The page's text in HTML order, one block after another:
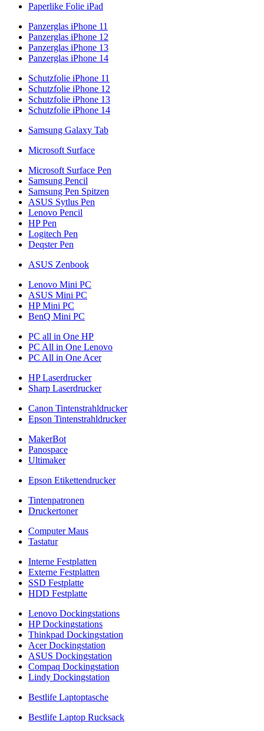
Paperlike Folie iPad
Panzerglas iPhone 11
Panzerglas iPhone 12
Panzerglas iPhone 13
Panzerglas iPhone 14
Schutzfolie iPhone 11
Schutzfolie iPhone 12
Schutzfolie iPhone 13
Schutzfolie iPhone 14
Samsung Galaxy Tab
Microsoft Surface
Microsoft Surface Pen
Samsung Pencil
Samsung Pen Spitzen
ASUS Sytlus Pen
Lenovo Pencil
HP Pen
Logitech Pen
Deqster Pen
ASUS Zenbook
Lenovo Mini PC
ASUS Mini PC
HP Mini PC
BenQ Mini PC
PC all in One HP
PC All in One Lenovo
PC All in One Acer
HP Laserdrucker
Sharp Laserdrucker
Canon Tintenstrahldrucker
Epson Tintenstrahldrucker
MakerBot
Panospace
Ultimaker
Epson Etikettendrucker
Tintenpatronen
Druckertoner
Computer Maus
Tastatur
Interne Festplatten
Externe Festplatten
SSD Festplatte
HDD Festplatte
Lenovo Dockingstations
HP Dockingstations
Thinkpad Dockingstation
Acer Dockingstation
ASUS Dockingstation
Compaq Dockingstation
Lindy Dockingstation
Bestlife Laptoptasche
Bestlife Laptop Rucksack